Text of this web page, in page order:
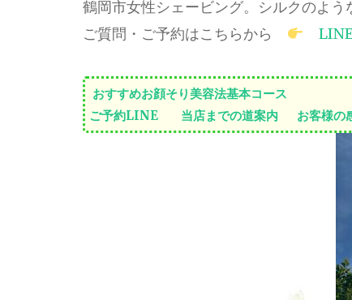
鶴岡市女性シェービング。シルクのよう
ご質問・ご予約はこちらから
おすすめお顔そり美容法基本コース
ご予約LINE
当店までの道案内 お客様の